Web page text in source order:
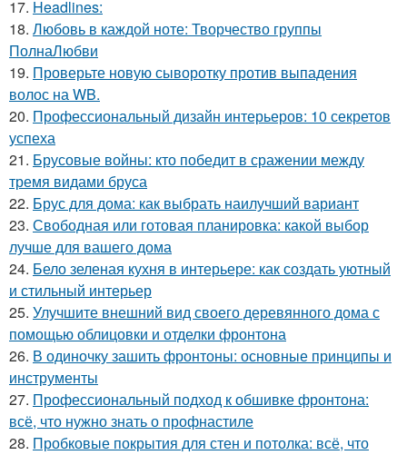
17. Headlines:
18. Любовь в каждой ноте: Творчество группы
ПолнаЛюбви
19. Проверьте новую сыворотку против выпадения
волос на WB.
20. Профессиональный дизайн интерьеров: 10 секретов
успеха
21. Брусовые войны: кто победит в сражении между
тремя видами бруса
22. Брус для дома: как выбрать наилучший вариант
23. Свободная или готовая планировка: какой выбор
лучше для вашего дома
24. Бело зеленая кухня в интерьере: как создать уютный
и стильный интерьер
25. Улучшите внешний вид своего деревянного дома с
помощью облицовки и отделки фронтона
26. В одиночку зашить фронтоны: основные принципы и
инструменты
27. Профессиональный подход к обшивке фронтона:
всё, что нужно знать о профнастиле
28. Пробковые покрытия для стен и потолка: всё, что